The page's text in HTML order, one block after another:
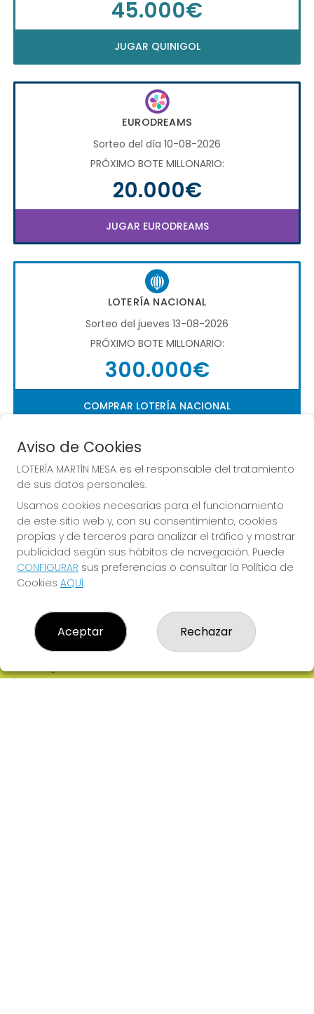
45.000€
JUGAR QUINIGOL
EURODREAMS
Sorteo del día 10-08-2026
PRÓXIMO BOTE MILLONARIO:
20.000€
JUGAR EURODREAMS
LOTERÍA NACIONAL
Sorteo del jueves 13-08-2026
PRÓXIMO BOTE MILLONARIO:
300.000€
COMPRAR LOTERÍA NACIONAL
Imagen anterior
LOTERÍA MARTÍN MESA
¿Quiénes somos?
Resultados
Contacto
Empresas
Comprar en SELAE
Acceso
Aviso de Cookies
LOTERÍA MARTÍN MESA es el responsable del tratamiento
de sus datos personales.
Usamos cookies necesarias para el funcionamiento
de este sitio web y, con su consentimiento, cookies
propias y de terceros para analizar el tráfico y mostrar
publicidad según sus hábitos de navegación. Puede
CONFIGURAR sus preferencias o consultar la Política de
Cookies AQUÍ.
Aceptar Rechazar